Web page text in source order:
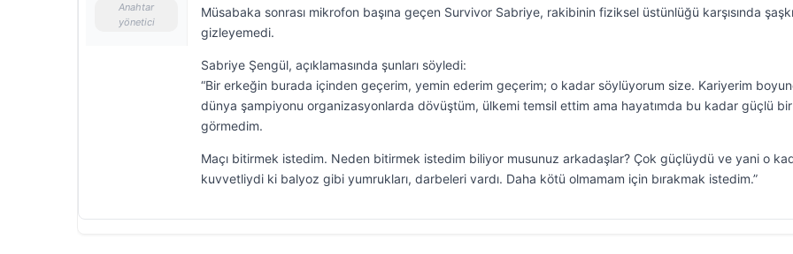
Anahtar
yönetici
Müsabaka sonrası mikrofon başına geçen Survivor Sabriye, rakibinin fiziksel üstünlüğü karşısında
gizleyemedi.
Sabriye Şengül, açıklamasında şunları söyledi:
“Bir erkeğin burada içinden geçerim, yemin ederim geçerim; o kadar söylüyorum size. Kariyerim
dünya şampiyonu organizasyonlarda dövüştüm, ülkemi temsil ettim ama hayatımda bu kadar güçlü bir
görmedim.
Maçı bitirmek istedim. Neden bitirmek istedim biliyor musunuz arkadaşlar? Çok güçlüydü ve yani o
kuvvetliydi ki balyoz gibi yumrukları, darbeleri vardı. Daha kötü olmamam için bırakmak istedim.”